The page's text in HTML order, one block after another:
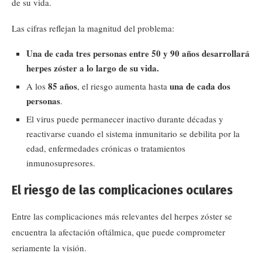
de su vida.
Las cifras reflejan la magnitud del problema:
Una de cada tres personas entre 50 y 90 años desarrollará
herpes zóster a lo largo de su vida.
A los 85 años, el riesgo aumenta hasta una de cada dos
personas.
El virus puede permanecer inactivo durante décadas y
reactivarse cuando el sistema inmunitario se debilita por la
edad, enfermedades crónicas o tratamientos
inmunosupresores.
El riesgo de las complicaciones oculares
Entre las complicaciones más relevantes del herpes zóster se
encuentra la afectación oftálmica, que puede comprometer
seriamente la visión.